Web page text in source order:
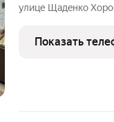
улице Щадeнко
остаётся
бонусом
Показать